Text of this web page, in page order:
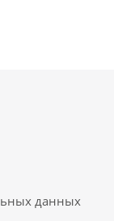
данных